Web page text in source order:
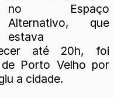
no Espaço
Alternativo, que
estava
até 20h, foi
Porto Velho por
a cidade.